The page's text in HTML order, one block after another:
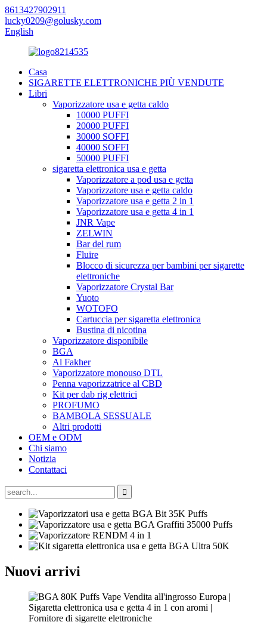
8613427902911
lucky0209@golusky.com
English
Casa
SIGARETTE ELETTRONICHE PIÙ VENDUTE
Libri
Vaporizzatore usa e getta caldo
10000 PUFFI
20000 PUFFI
30000 SOFFI
40000 SOFFI
50000 PUFFI
sigaretta elettronica usa e getta
Vaporizzatore a pod usa e getta
Vaporizzatore usa e getta caldo
Vaporizzatore usa e getta 2 in 1
Vaporizzatore usa e getta 4 in 1
JNR Vape
ZELWIN
Bar del rum
Fluire
Blocco di sicurezza per bambini per sigarette
elettroniche
Vaporizzatore Crystal Bar
Yuoto
WOTOFO
Cartuccia per sigaretta elettronica
Bustina di nicotina
Vaporizzatore disponibile
BGA
Al Fakher
Vaporizzatore monouso DTL
Penna vaporizzatrice al CBD
Kit per dab rig elettrici
PROFUMO
BAMBOLA SESSUALE
Altri prodotti
OEM e ODM
Chi siamo
Notizia
Contattaci
Nuovi arrivi